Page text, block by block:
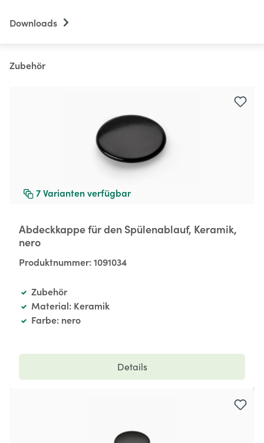
Downloads
Zubehör
7 Varianten verfügbar
Abdeckkappe für den Spülenablauf, Keramik,
nero
Produktnummer:1091034
Zubehör
Material: Keramik
Farbe: nero
Details